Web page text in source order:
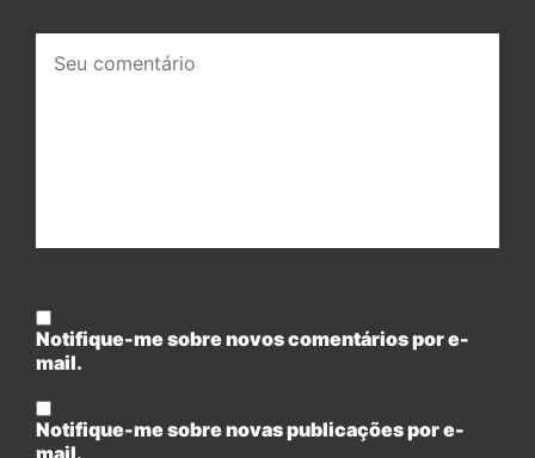
comentário:
Notifique-me sobre novos comentários por e-
mail.
Notifique-me sobre novas publicações por e-